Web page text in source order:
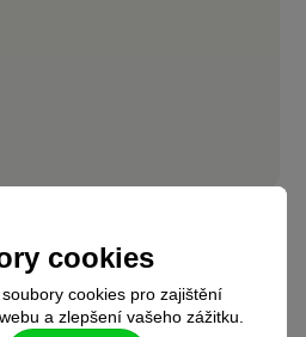
i to, že máme za sebou i další
postarat. Do deseti let se
energie. Myslím, že
nad tím, že můžeme
cookies
cookies pro zajištění
a zlepšení vašeho zážitku.